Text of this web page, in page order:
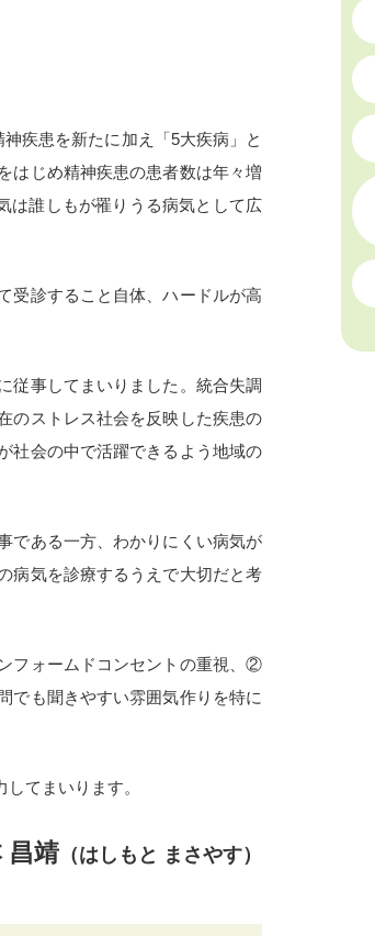
疾患を新たに加え「5大疾病」と
はじめ精神疾患の患者数は年々増
は誰しもが罹りうる病気として広
受診すること自体、ハードルが高
従事してまいりました。統合失調
のストレス社会を反映した疾患の
社会の中で活躍できるよう地域の
である一方、わかりにくい病気が
病気を診療するうえで大切だと考
フォームドコンセントの重視、②
でも聞きやすい雰囲気作りを特に
てまいります。
靖 （はしもと まさやす）